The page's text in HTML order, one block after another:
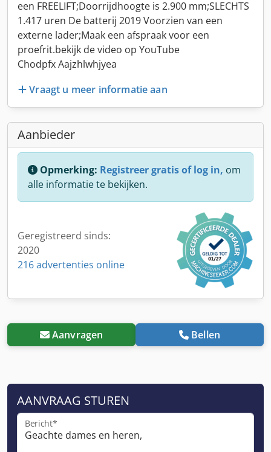
een FREELIFT;Doorrijdhoogte is 2.900 mm;SLECHTS
1.417 uren De batterij 2019 Voorzien van een
externe lader;Maak een afspraak voor een
proefrit.bekijk de video op YouTube
Chodpfx Aajzhlwhjyea
Vraagt u meer informatie aan
Aanbieder
Opmerking: Registreer gratis of log in, om
alle informatie te bekijken.
Geregistreerd sinds:
2020
216 advertenties online
Aanvragen Bellen
AANVRAAG STUREN
Bericht*